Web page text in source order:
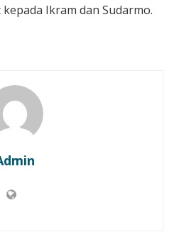
Ikram dan Sudarmo.